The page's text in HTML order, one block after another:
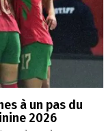
à un pas du
2026